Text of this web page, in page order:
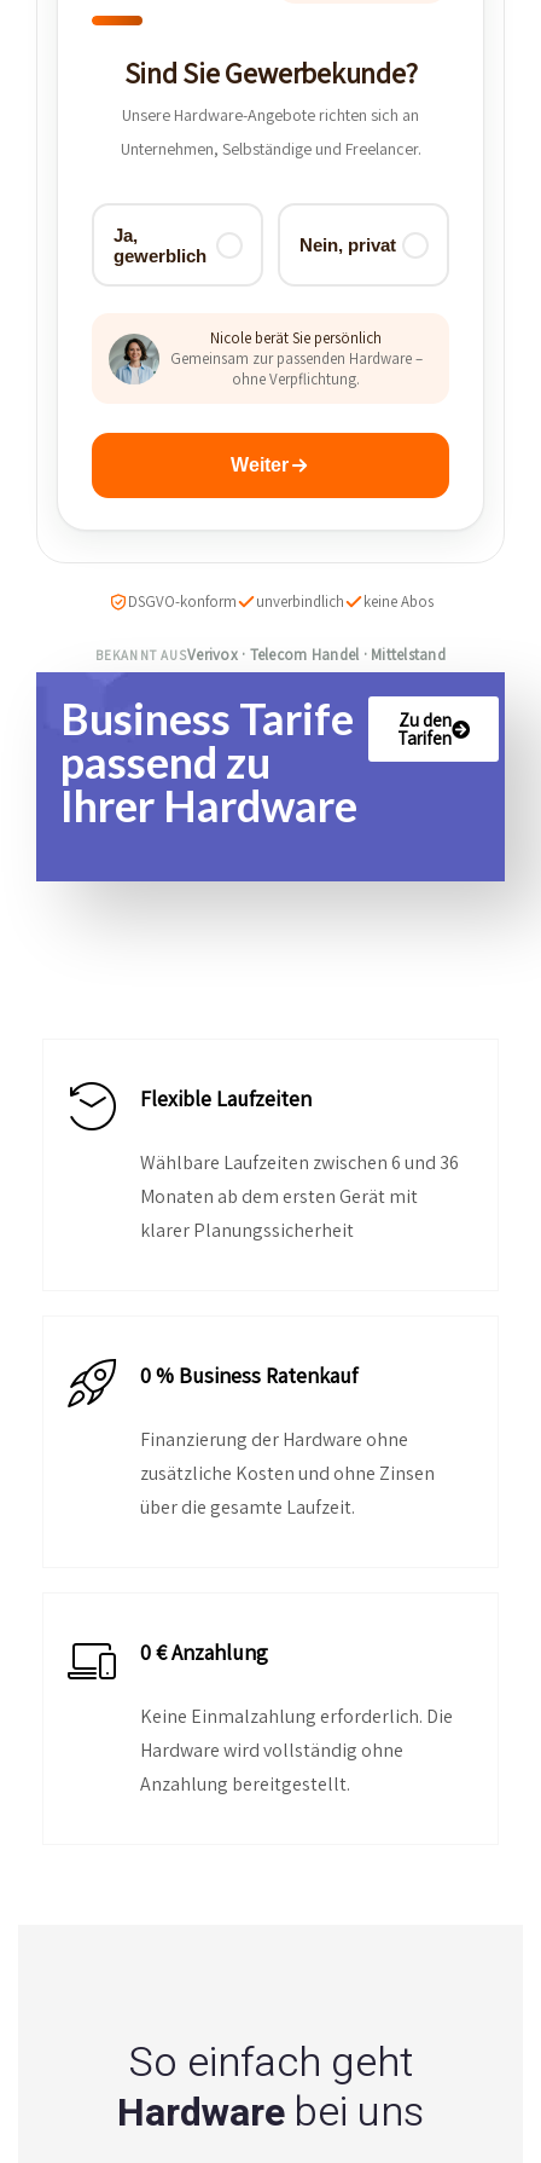
Sind Sie Gewerbekunde?
Unsere Hardware-Angebote richten sich an
Unternehmen, Selbständige und Freelancer.
Ja,
gewerblich
Nein, privat
Nicole berät Sie persönlich
Gemeinsam zur passenden Hardware –
ohne Verpflichtung.
Weiter
DSGVO-konform unverbindlich keine Abos
BEKANNT AUSVerivox · Telecom Handel · Mittelstand
Business Tarife
passend zu
Ihrer Hardware
Zu den
Tarifen
Flexible Laufzeiten
Wählbare Laufzeiten zwischen 6 und 36
Monaten ab dem ersten Gerät mit
klarer Planungssicherheit
0 % Business Ratenkauf
Finanzierung der Hardware ohne
zusätzliche Kosten und ohne Zinsen
über die gesamte Laufzeit.
0 € Anzahlung
Keine Einmalzahlung erforderlich. Die
Hardware wird vollständig ohne
Anzahlung bereitgestellt.
So einfach geht
Hardware bei uns